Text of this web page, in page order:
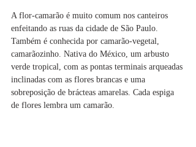
A flor-camarão é muito comum nos canteiros
enfeitando as ruas da cidade de São Paulo.
Também é conhecida por camarão-vegetal,
camarãozinho. Nativa do México, um arbusto
verde tropical, com as pontas terminais arqueadas
inclinadas com as flores brancas e uma
sobreposição de brácteas amarelas. Cada espiga
de flores lembra um camarão.